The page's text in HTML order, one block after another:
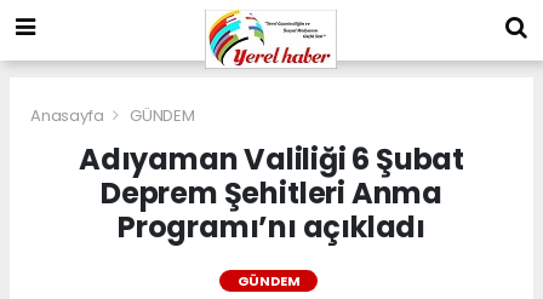
Anasayfa GÜNDEM
Adıyaman Valiliği 6 Şubat
Deprem Şehitleri Anma
Programı’nı açıkladı
GÜNDEM